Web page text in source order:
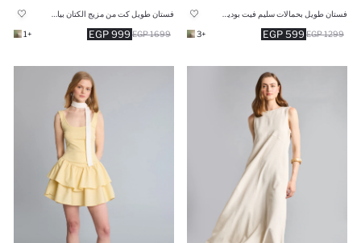
599 EGP 1299 EGP
+3
999 EGP 1699 EGP
+1